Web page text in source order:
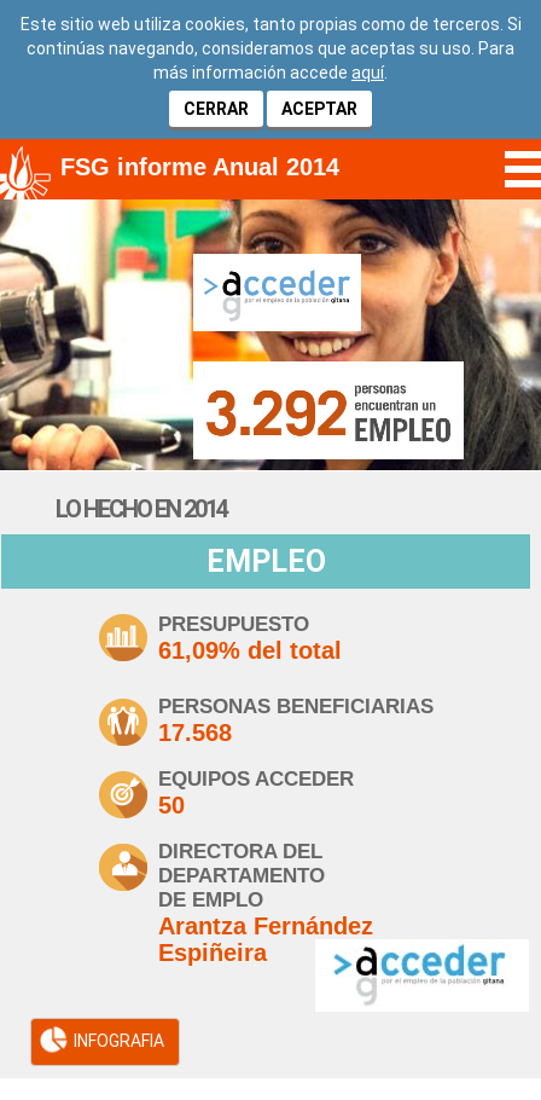
Este sitio web utiliza cookies, tanto propias como de terceros. Si
continúas navegando, consideramos que aceptas su uso. Para
más información accede aquí.
CERRAR
ACEPTAR
FSG informe Anual 2014
LO HECHO EN 2014
EMPLEO
PRESUPUESTO
61,09% del total
PERSONAS BENEFICIARIAS
17.568
EQUIPOS ACCEDER
50
DIRECTORA DEL
DEPARTAMENTO
DE EMPLO
Arantza Fernández
Espiñeira
INFOGRAFIA